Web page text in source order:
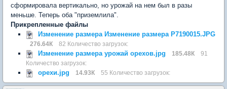
сформировала вертикально, но урожай на нем был в разы
меньше. Теперь оба "приземлила".
Прикрепленные файлы
Изменение размера Изменение размера P7190015.JPG
276.64К 82 Количество загрузок:
Изменение размера урожай орехов.jpg 185.48К
91
Количество загрузок:
орехи.jpg 14.93К 55 Количество загрузок: